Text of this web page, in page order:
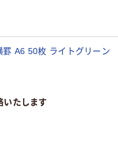
A6 50枚 ライトグリーン
いたします